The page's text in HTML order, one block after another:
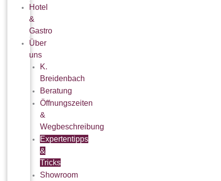
Hotel
&
Gastro
Über
uns
K.
Breidenbach
Beratung
Öffnungszeiten
&
Wegbeschreibung
Expertentipps
&
Tricks
Showroom